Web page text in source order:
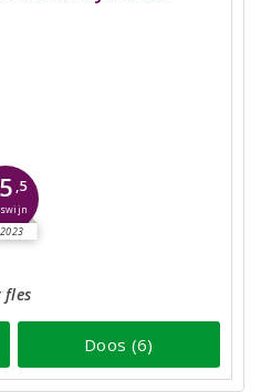
,5
2023
fles
Doos (6)